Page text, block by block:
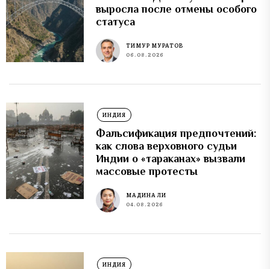
выросла после отмены особого
статуса
ТИМУР МУРАТОВ
06.08.2026
ИНДИЯ
Фальсификация предпочтений:
как слова верховного судьи
Индии о «тараканах» вызвали
массовые протесты
МАДИНА ЛИ
04.08.2026
ИНДИЯ